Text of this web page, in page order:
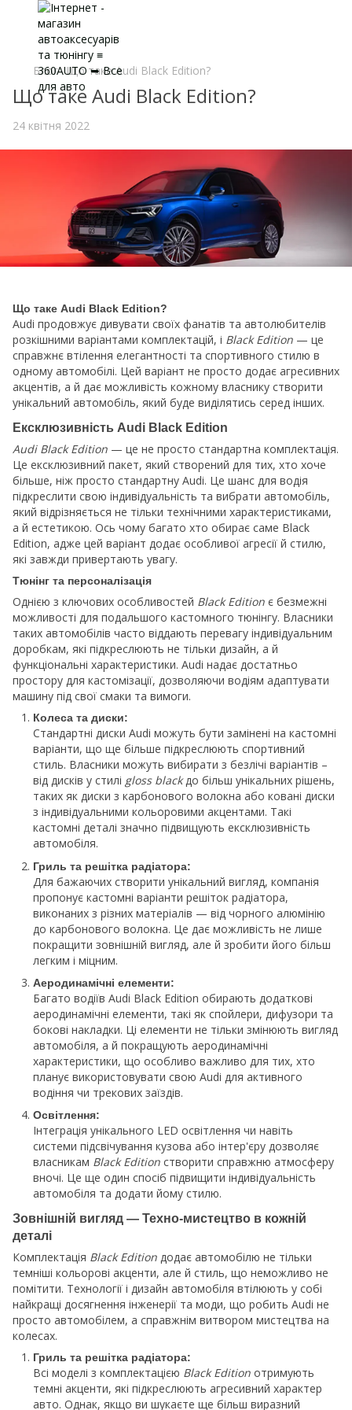
Блог Що таке Audi Black Edition?
Що таке Audi Black Edition?
24 квітня 2022
Що таке Audi Black Edition?
Audi продовжує дивувати своїх фанатів та автолюбителів
розкішними варіантами комплектацій, і Black Edition — це
справжнє втілення елегантності та спортивного стилю в
одному автомобілі. Цей варіант не просто додає агресивних
акцентів, а й дає можливість кожному власнику створити
унікальний автомобіль, який буде виділятись серед інших.
Ексклюзивність Audi Black Edition
Audi Black Edition — це не просто стандартна комплектація.
Це ексклюзивний пакет, який створений для тих, хто хоче
більше, ніж просто стандартну Audi. Це шанс для водія
підкреслити свою індивідуальність та вибрати автомобіль,
який відрізняється не тільки технічними характеристиками,
а й естетикою. Ось чому багато хто обирає саме Black
Edition, адже цей варіант додає особливої агресії й стилю,
які завжди привертають увагу.
Тюнінг та персоналізація
Однією з ключових особливостей Black Edition є безмежні
можливості для подальшого кастомного тюнінгу. Власники
таких автомобілів часто віддають перевагу індивідуальним
доробкам, які підкреслюють не тільки дизайн, а й
функціональні характеристики. Audi надає достатньо
простору для кастомізації, дозволяючи водіям адаптувати
машину під свої смаки та вимоги.
Колеса та диски:
Стандартні диски Audi можуть бути замінені на кастомні
варіанти, що ще більше підкреслюють спортивний
стиль. Власники можуть вибирати з безлічі варіантів –
від дисків у стилі gloss blackдо більш унікальних рішень,
таких як диски з карбонового волокна або ковані диски
з індивідуальними кольоровими акцентами. Такі
кастомні деталі значно підвищують ексклюзивність
автомобіля.
Гриль та решітка радіатора:
Для бажаючих створити унікальний вигляд, компанія
пропонує кастомні варіанти решіток радіатора,
виконаних з різних матеріалів — від чорного алюмінію
до карбонового волокна. Це дає можливість не лише
покращити зовнішній вигляд, але й зробити його більш
легким і міцним.
Аеродинамічні елементи:
Багато водіїв Audi Black Edition обирають додаткові
аеродинамічні елементи, такі як спойлери, дифузори та
бокові накладки. Ці елементи не тільки змінюють вигляд
автомобіля, а й покращують аеродинамічні
характеристики, що особливо важливо для тих, хто
планує використовувати свою Audi для активного
водіння чи трекових заїздів.
Освітлення:
Інтеграція унікального LED освітлення чи навіть
системи підсвічування кузова або інтер'єру дозволяє
власникам Black Edition створити справжню атмосферу
вночі. Це ще один спосіб підвищити індивідуальність
автомобіля та додати йому стилю.
Зовнішній вигляд — Техно-мистецтво в кожній
деталі
Комплектація Black Edition додає автомобілю не тільки
темніші кольорові акценти, але й стиль, що неможливо не
помітити. Технології і дизайн автомобіля втілюють у собі
найкращі досягнення інженерії та моди, що робить Audi не
просто автомобілем, а справжнім витвором мистецтва на
колесах.
Гриль та решітка радіатора:
Всі моделі з комплектацією Black Edition отримують
темні акценти, які підкреслюють агресивний характер
авто. Однак, якщо ви шукаєте ще більш виразний